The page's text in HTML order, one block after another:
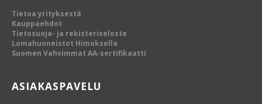
Tietoa yrityksestä
Kauppaehdot
Tietosuoja- ja rekisteriseloste
Lomahuoneistot Himoksella
Suomen Vahvimmat AA-sertifikaatti
ASIAKASPAVELU